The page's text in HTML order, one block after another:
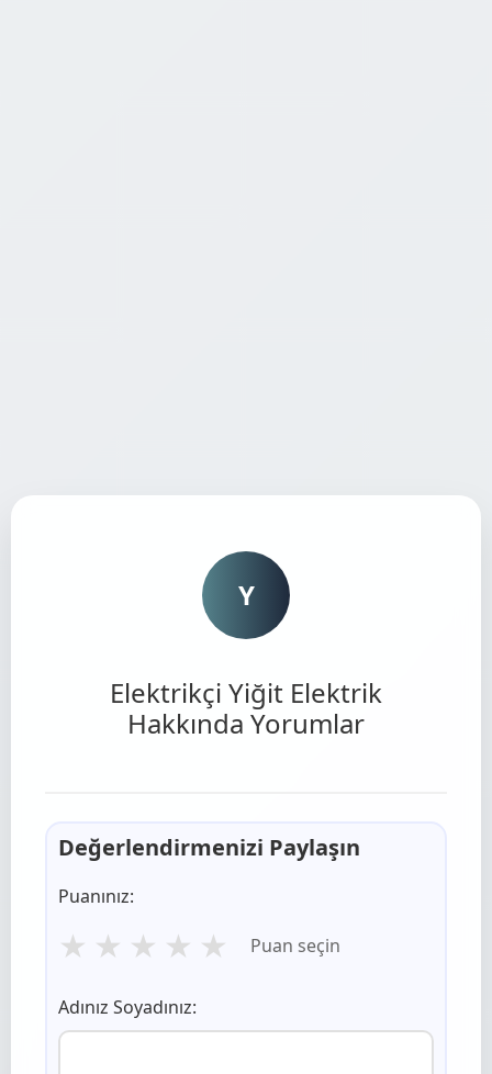
Y
Elektrikçi Yiğit Elektrik
Hakkında Yorumlar
Değerlendirmenizi Paylaşın
Puanınız:
★ ★ ★ ★ ★ Puan seçin
Adınız Soyadınız: